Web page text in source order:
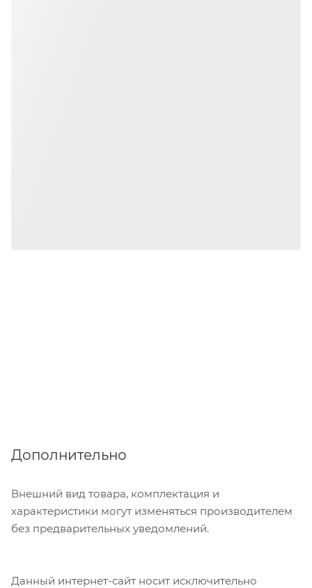
Дополнительно
Внешний вид товара, комплектация и
характеристики могут изменяться производителем
без предварительных уведомлений.
Данный интернет-сайт носит исключительно